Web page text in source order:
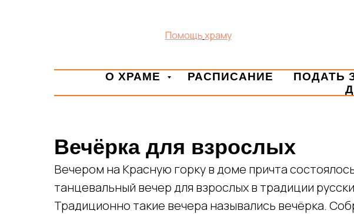
Помощьхраму
О ХРАМЕ РАСПИСАНИЕ ПОДАТЬ
Вечёрка для взрослых
Вечером на Красную горку в доме причта
танцевальный вечер для взрослых в традиции
Традиционно такие вечера назывались вечёрка.